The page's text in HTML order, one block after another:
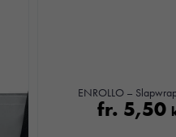
ENROLLO –
fr. 5,50